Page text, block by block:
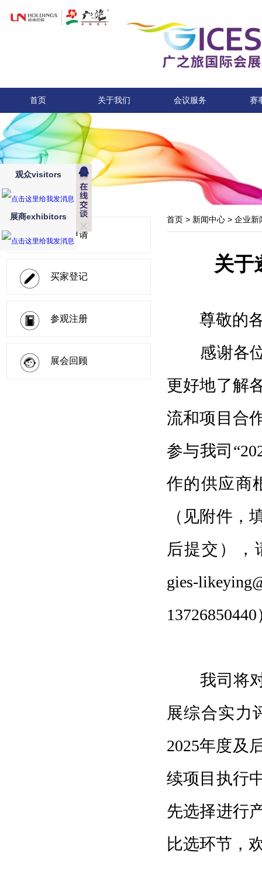
首页 关于我们 会议服务 赛
展位申请
买家登记
参观注册
展会回顾
首页 > 新闻中心 > 企业新
关于
尊敬的
感谢各
更好地了解
流和项目合
参与我司
作的供应商
（见附件，
后提交），
gies-
13726850440
我司将
展综合实力
2025年度及
续项目执行
先选择进行
比选环节，
观众visitors
展商exhibitors